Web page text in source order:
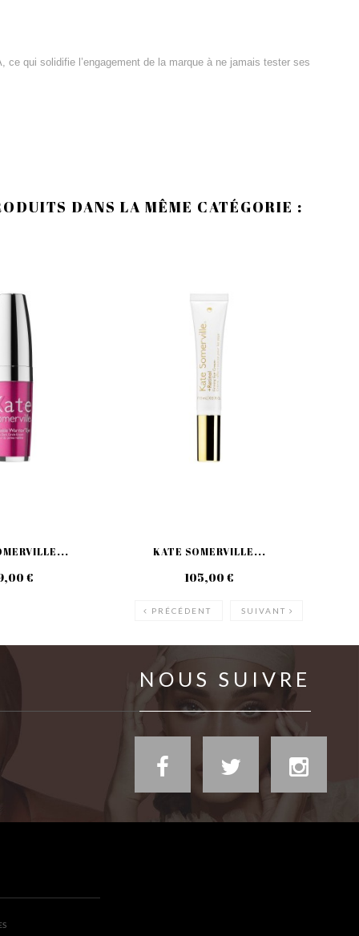
qui solidifie l’engagement de la marque à ne jamais tester ses
DANS LA MÊME CATÉGORIE :
€
KATE SOMERVILLE...
105,00 €
PRÉCÉDENT SUIVANT
NOUS SUIVRE